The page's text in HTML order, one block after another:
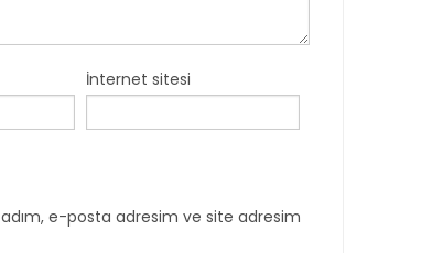
İnternet sitesi
e-posta adresim ve site adresim